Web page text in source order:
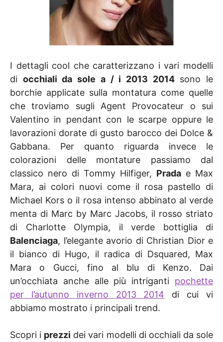
I dettagli cool che caratterizzano i vari modelli
di occhiali da sole a / i 2013 2014sono le
borchie applicate sulla montatura come quelle
che troviamo sugli Agent Provocateur o sui
Valentino in pendant con le scarpe oppure le
lavorazioni dorate di gusto barocco dei Dolce &
Gabbana. Per quanto riguarda invece le
colorazioni delle montature passiamo dal
classico nero di Tommy Hilfiger, Prada e Max
Mara, ai colori nuovi come il rosa pastello di
Michael Kors o il rosa intenso abbinato al verde
menta di Marc by Marc Jacobs, il rosso striato
di Charlotte Olympia, il verde bottiglia di
Balenciaga, l’elegante avorio di Christian Dior e
il bianco di Hugo, il radica di Dsquared, Max
Mara o Gucci, fino al blu di Kenzo. Dai
un’occhiata anche alle più intriganti pochette
per l’autunno inverno 2013 2014 di cui vi
abbiamo mostrato i principali trend.
Scopri i prezzi dei vari modelli di occhiali da sole